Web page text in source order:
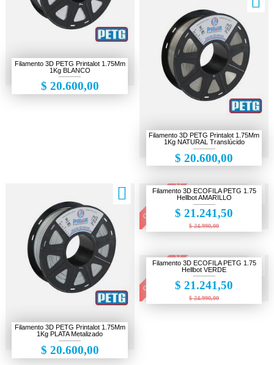
Filamento 3D PETG Printalot 1.75Mm
1Kg BLANCO
$ 20.600,00
Filamento 3D PETG Printalot 1.75Mm
1Kg NATURAL Translúcido
$ 20.600,00
Filamento 3D PETG Printalot 1.75Mm
1Kg PLATA Metalizado
$ 20.600,00
OFERTA! 15% OFF
Filamento 3D ECOFILA PETG 1.75
Hellbot AMARILLO
$ 24.990,00
$ 21.241,50
OFERTA! 15% OFF
Filamento 3D ECOFILA PETG 1.75
Hellbot VERDE
$ 24.990,00
$ 21.241,50